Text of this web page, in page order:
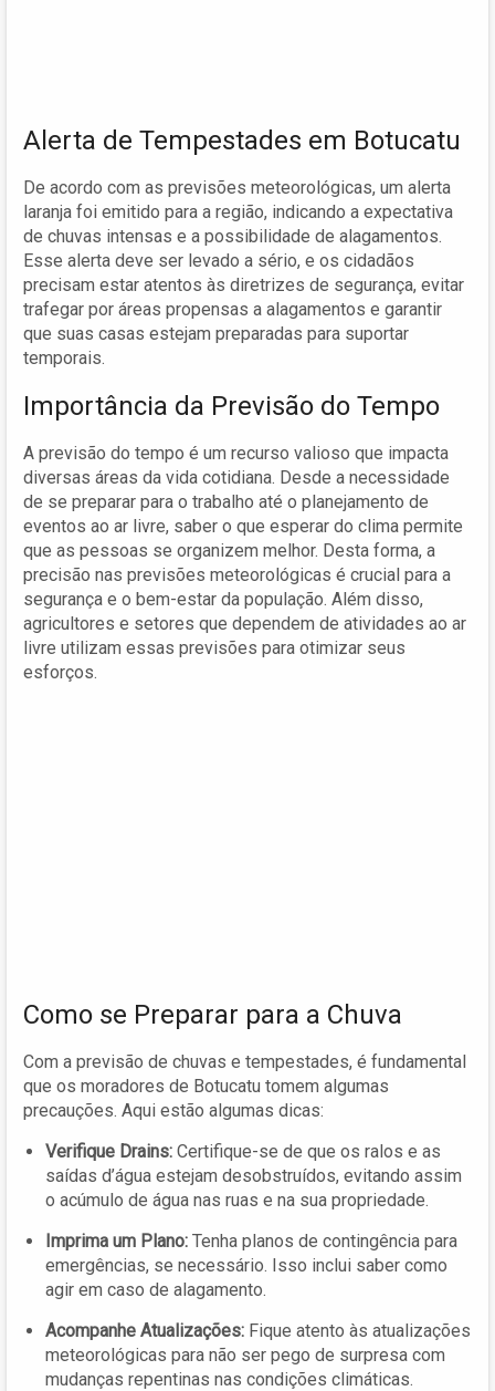
Alerta de Tempestades em Botucatu
De acordo com as previsões meteorológicas, um alerta
laranja foi emitido para a região, indicando a expectativa
de chuvas intensas e a possibilidade de alagamentos.
Esse alerta deve ser levado a sério, e os cidadãos
precisam estar atentos às diretrizes de segurança, evitar
trafegar por áreas propensas a alagamentos e garantir
que suas casas estejam preparadas para suportar
temporais.
Importância da Previsão do Tempo
A previsão do tempo é um recurso valioso que impacta
diversas áreas da vida cotidiana. Desde a necessidade
de se preparar para o trabalho até o planejamento de
eventos ao ar livre, saber o que esperar do clima permite
que as pessoas se organizem melhor. Desta forma, a
precisão nas previsões meteorológicas é crucial para a
segurança e o bem-estar da população. Além disso,
agricultores e setores que dependem de atividades ao ar
livre utilizam essas previsões para otimizar seus
esforços.
Como se Preparar para a Chuva
Com a previsão de chuvas e tempestades, é fundamental
que os moradores de Botucatu tomem algumas
precauções. Aqui estão algumas dicas:
Verifique Drains: Certifique-se de que os ralos e as
saídas d’água estejam desobstruídos, evitando assim
o acúmulo de água nas ruas e na sua propriedade.
Imprima um Plano: Tenha planos de contingência para
emergências, se necessário. Isso inclui saber como
agir em caso de alagamento.
Acompanhe Atualizações: Fique atento às atualizações
meteorológicas para não ser pego de surpresa com
mudanças repentinas nas condições climáticas.